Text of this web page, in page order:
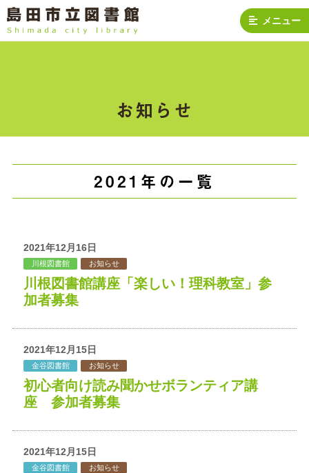
メニュー
お知らせ
2021年 の一覧
2021年12月16日
川根図書館 お知らせ
川根図書館講座「楽しい！理科教室」参
加者募集
2021年12月15日
金谷図書館 お知らせ
初心者向け読み聞かせボランティア講
座 参加者募集
2021年12月15日
金谷図書館 お知らせ